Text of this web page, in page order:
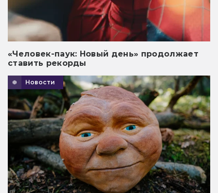
«Человек-паук: Новый день» продолжает
ставить рекорды
Новости